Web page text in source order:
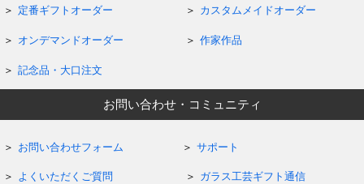
定番ギフトオーダー カスタムメイドオーダー
オンデマンドオーダー 作家作品
記念品・大口注文
お問い合わせ・コミュニティ
お問い合わせフォーム サポート
よくいただくご質問 ガラス工芸ギフト通信